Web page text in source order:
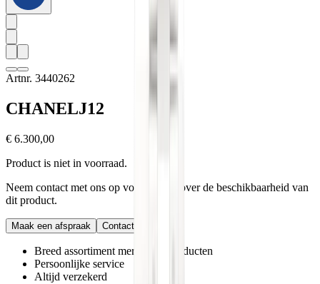
Artnr. 3440262
CHANELJ12
€ 6.300,00
Product is niet in voorraad.
Neem contact met ons op voor vragen over de beschikbaarheid van
dit product.
Maak een afspraak Contact
Breed assortiment merken en producten
Persoonlijke service
Altijd verzekerd